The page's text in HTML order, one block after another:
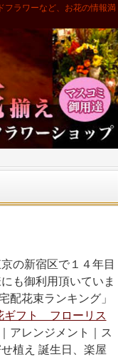
ラワーなど、お花の情報満
の新宿区で１４年目
も御利用頂いていま
配花束ランキング」
ギフト フローリス
アレンジメント｜ス
植え 誕生日、楽屋